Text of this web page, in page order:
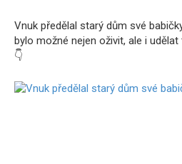
Vnuk předělal starý dům své
bylo možné nejen oživit, ale i
👇